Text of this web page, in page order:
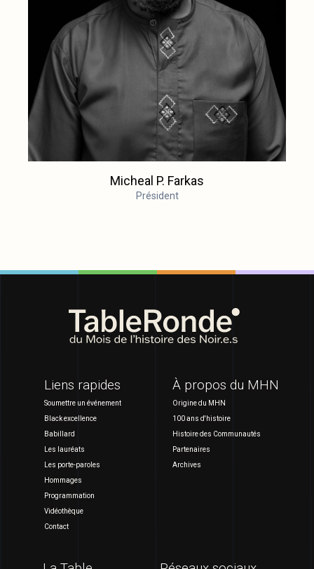
Micheal P. Farkas
Président
Liens rapides
Soumettre un événement
Black excellence
Babillard
Les lauréats
Les porte-paroles
Hommages
Programmation
Vidéothèque
Contact
À propos du MHN
Origine du MHN
100 ans d'histoire
Histoire des Communautés
Partenaires
Archives